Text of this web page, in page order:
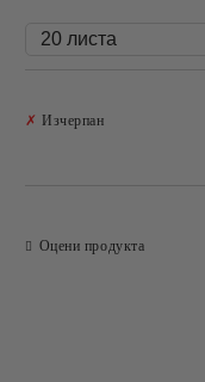
✗ Изчерпан
Оцени продукта